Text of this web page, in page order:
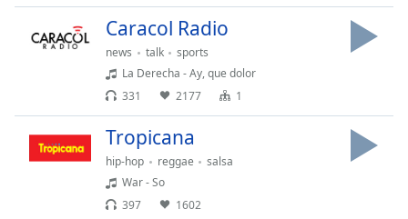
opens
subtitles
Caracol Radio
news talk
sports
La Derecha - Ay, que dolor
331
2177 1
Tropicana
hip-hop reggae
salsa
War - So
397
1602